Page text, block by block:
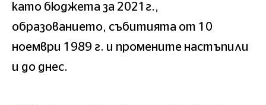
като бюджета за 2021г.,
образованието, събитията от 10
ноември 1989 г. и промените настъпили
и до днес.